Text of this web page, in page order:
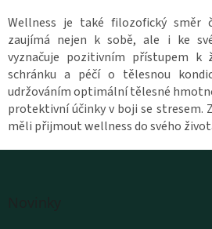
Wellness je také filozofický směr
zaujímá nejen k sobě, ale i ke
vyznačuje pozitivním přístupem k
schránku a péčí o tělesnou
udržováním optimální tělesné
protektivní účinky v boji se stresem.
měli přijmout wellness do svého